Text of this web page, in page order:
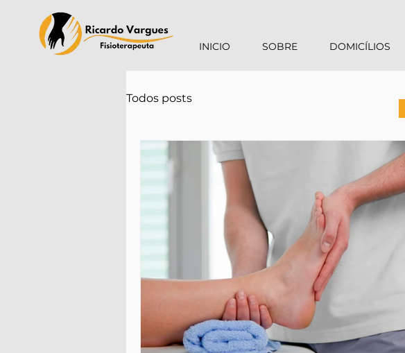
INICIO SOBRE DOMICÍLIOS
Todos posts